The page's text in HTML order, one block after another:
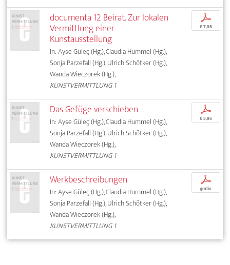
documenta 12 Beirat. Zur lokalen
Vermittlung einer
Kunstausstellung
In: Ayse Güleç (Hg.), Claudia Hummel (Hg.),
Sonja Parzefall (Hg.), Ulrich Schötker (Hg.),
Wanda Wieczorek (Hg.),
KUNSTVERMITTLUNG 1
p
€ 7,95
Das Gefüge verschieben
In: Ayse Güleç (Hg.), Claudia Hummel (Hg.),
Sonja Parzefall (Hg.), Ulrich Schötker (Hg.),
Wanda Wieczorek (Hg.),
KUNSTVERMITTLUNG 1
p
€ 5,95
Werkbeschreibungen
In: Ayse Güleç (Hg.), Claudia Hummel (Hg.),
Sonja Parzefall (Hg.), Ulrich Schötker (Hg.),
Wanda Wieczorek (Hg.),
KUNSTVERMITTLUNG 1
p
gratis